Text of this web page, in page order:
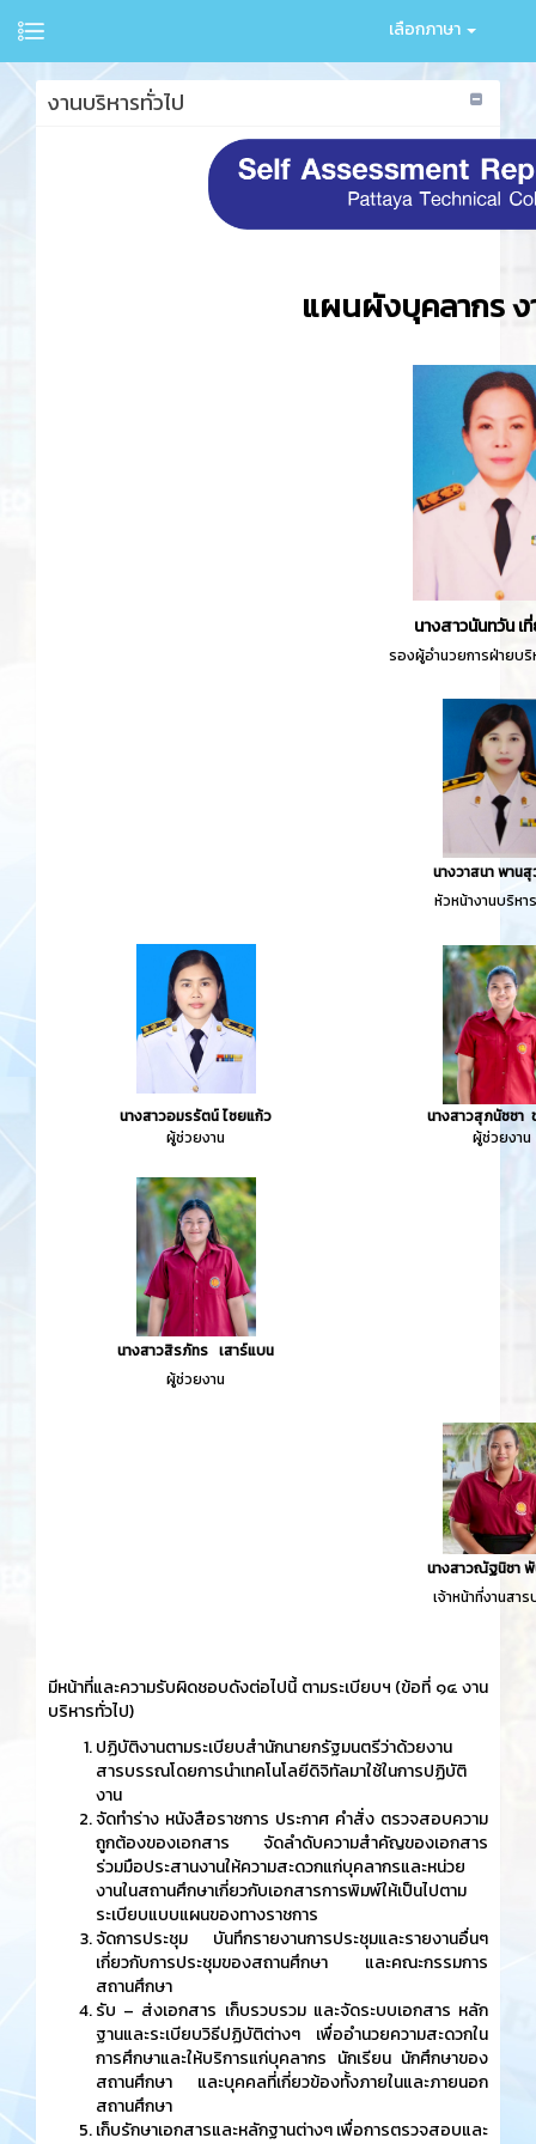
เลือกภาษา
งานบริหารทั่วไป
แผนผังบุคลากร ง
นางสาวนันทวัน เ
รองผู้อำนวยการฝ่ายบ
นางวาสนา พาน
หัวหน้างานบริหา
นางสาวอมรรัตน์ ไชยแก้ว
นางสาวสุภนัชชา
ผู้ช่วยงาน
ผู้ช่วยงาน
นางสาวสิรภัทร เสาร์แบน
ผู้ช่วยงาน
นางสาวณัฐนิชา
เจ้าหน้าที่งานสา
มีหน้าที่และความรับผิดชอบดังต่อไปนี้ ตามระเบียบฯ (ข้อที่ ๑๔ งาน
บริหารทั่วไป)
ปฏิบัติงานตามระเบียบสำนักนายกรัฐมนตรีว่าด้วยงาน
สารบรรณโดยการนำเทคโนโลยีดิจิทัลมาใช้ในการปฏิบัติ
งาน
จัดทำร่าง หนังสือราชการ ประกาศ คำสั่ง ตรวจสอบความ
ถูกต้องของเอกสาร จัดลำดับความสำคัญของเอกสาร
ร่วมมือประสานงานให้ความสะดวกแก่บุคลากรและหน่วย
งานในสถานศึกษาเกี่ยวกับเอกสารการพิมพ์ให้เป็นไปตาม
ระเบียบแบบแผนของทางราชการ
จัดการประชุม บันทึกรายงานการประชุมและรายงานอื่นๆ
เกี่ยวกับการประชุมของสถานศึกษา และคณะกรรมการ
สถานศึกษา
รับ – ส่งเอกสาร เก็บรวบรวม และจัดระบบเอกสาร หลัก
ฐานและระเบียบวิธีปฏิบัติต่างๆ เพื่ออำนวยความสะดวกใน
การศึกษาและให้บริการแก่บุคลากร นักเรียน นักศึกษาของ
สถานศึกษา และบุคคลที่เกี่ยวข้องทั้งภายในและภายนอก
สถานศึกษา
เก็บรักษาเอกสารและหลักฐานต่างๆ เพื่อการตรวจสอบและ